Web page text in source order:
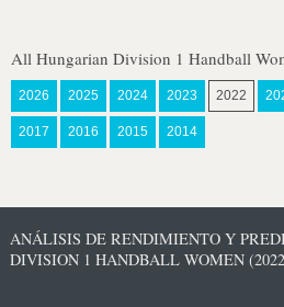
All Hungarian Division 1 Handball
2026 2025 2024 2023 2022
2017 2016 2015 2014
ANÁLISIS DE RENDIMIENTO Y
DIVISION 1 HANDBALL WOMEN